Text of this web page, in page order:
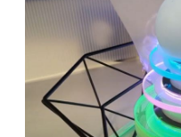
LTE lteAccess;
LTEClient client;
/**